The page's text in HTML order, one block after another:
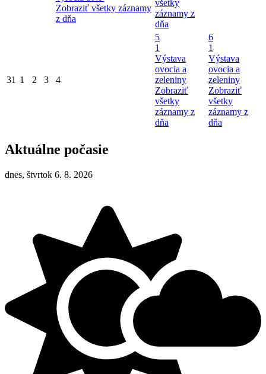
Zobraziť všetky záznamy
z dňa
všetky
záznamy z
dňa
31 1 2 3 4
5
1
Výstava
ovocia a
zeleniny
Zobraziť
všetky
záznamy z
dňa
6
1
Výstava
ovocia a
zeleniny
Zobraziť
všetky
záznamy z
dňa
Aktuálne počasie
dnes, štvrtok 6. 8. 2026